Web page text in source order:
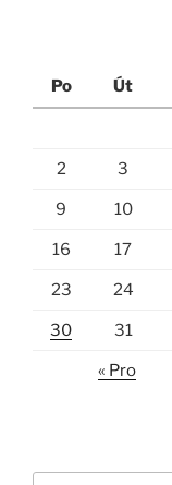
Po
Út
2 3
9 10
16 17
23 24
30 31
« Pro